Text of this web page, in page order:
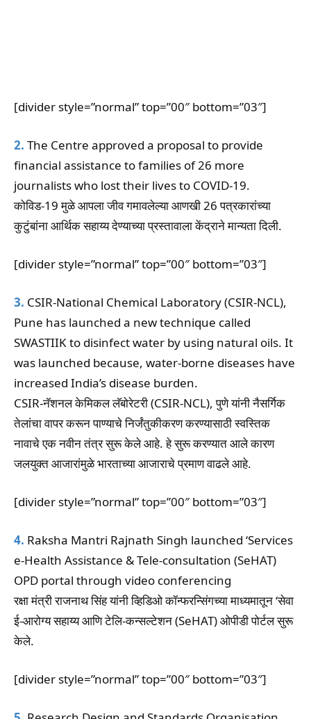
[divider style=”normal” top=”00″ bottom=”03″]
2. The Centre approved a proposal to provide
financial assistance to families of 26 more
journalists who lost their lives to COVID-19.
कोविड-19 मुळे आपला जीव गमावलेल्या आणखी 26 पत्रकारांच्या
कुटुंबांना आर्थिक सहाय्य देण्याच्या प्रस्तावाला केंद्राने मान्यता दिली.
[divider style=”normal” top=”00″ bottom=”03″]
3. CSIR-National Chemical Laboratory (CSIR-NCL),
Pune has launched a new technique called
SWASTIIK to disinfect water by using natural oils. It
was launched because, water-borne diseases have
increased India’s disease burden.
CSIR-नॅशनल केमिकल लॅबोरेटरी (CSIR-NCL), पुणे यांनी नैसर्गिक
तेलांचा वापर करून पाण्याचे निर्जंतुकीकरण करण्यासाठी स्वस्तिक
नावाचे एक नवीन तंत्र सुरू केले आहे. हे सुरू करण्यात आले कारण
जलयुक्त आजारांमुळे भारताच्या आजाराचे प्रमाण वाढले आहे.
[divider style=”normal” top=”00″ bottom=”03″]
4. Raksha Mantri Rajnath Singh launched ‘Services
e-Health Assistance & Tele-consultation (SeHAT)
OPD portal through video conferencing
रक्षा मंत्री राजनाथ सिंह यांनी व्हिडिओ कॉन्फरन्सिंगच्या माध्यमातून ‘सेवा
ई-आरोग्य सहाय्य आणि टेलि-कन्सल्टेशन (SeHAT) ओपीडी पोर्टल सुरू
केले.
[divider style=”normal” top=”00″ bottom=”03″]